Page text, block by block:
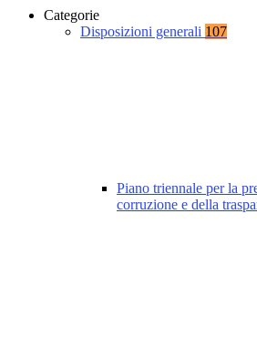
Categorie
Disposizioni generali 107
Piano triennale per la
corruzione e della